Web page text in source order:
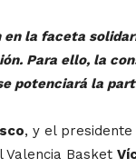
la faceta
Para ello, la
potenciará la
, y el
Basket